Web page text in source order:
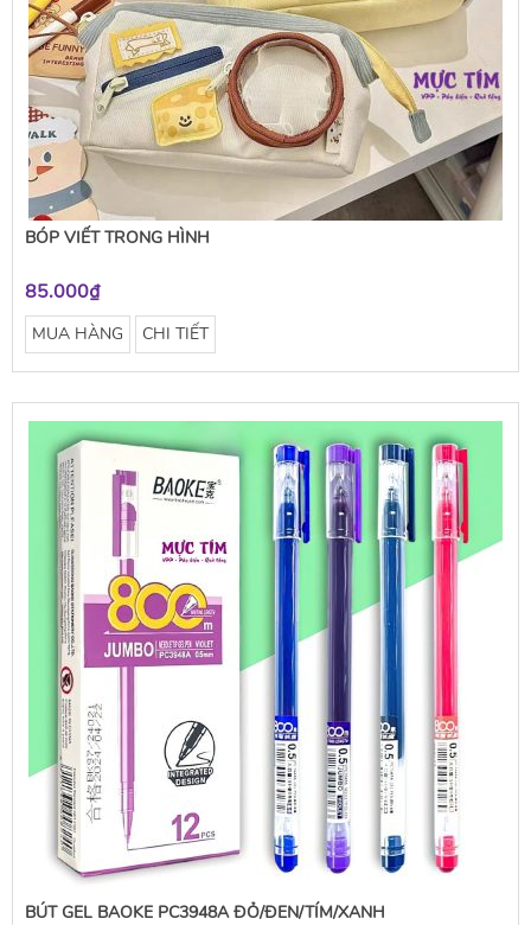
BÓP VIẾT TRONG HÌNH
85.000₫
MUA HÀNG CHI TIẾT
BÚT GEL BAOKE PC3948A ĐỎ/ĐEN/TÍM/XANH